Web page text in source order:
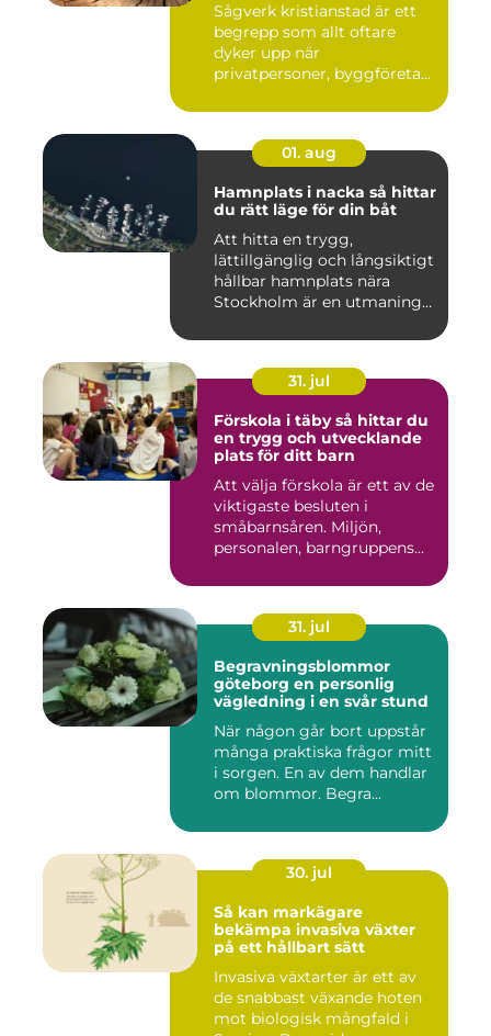
Sågverk kristianstad är ett
begrepp som allt oftare
dyker upp när
privatpersoner, byggföretag
01. aug
Hamnplats i nacka så hittar
du rätt läge för din båt
Att hitta en trygg,
lättillgänglig och långsiktigt
hållbar hamnplats nära
Stockholm är en utmaning
31. jul
Förskola i täby så hittar du
en trygg och utvecklande
plats för ditt barn
Att välja förskola är ett av de
viktigaste besluten i
småbarnsåren. Miljön,
personalen, barngruppens...
31. jul
Begravningsblommor
göteborg en personlig
vägledning i en svår stund
När någon går bort uppstår
många praktiska frågor mitt
i sorgen. En av dem handlar
om blommor. Begra...
30. jul
Så kan markägare
bekämpa invasiva växter
på ett hållbart sätt
Invasiva växtarter är ett av
de snabbast växande hoten
mot biologisk mångfald i